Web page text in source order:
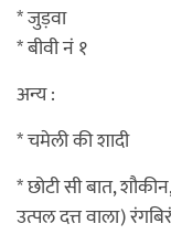
* जुड़वा
* बीवी नं १
अन्य :
* चमेली की शादी
* छोटी सी बात,
उत्पल दत्त वाला)